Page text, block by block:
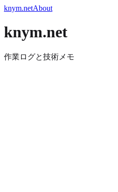
knym.netAbout
knym.net
作業ログと技術メモ